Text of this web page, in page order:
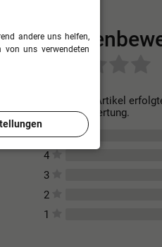
Für diesen Artikel
Kundenbewertung.
5
4
3
2
1
andere uns helfen,
von uns verwendeten